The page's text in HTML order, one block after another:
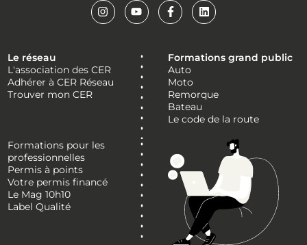
Le réseau
L'association des CER
Adhérer à CER Réseau
Trouver mon CER
Formations grand public
Auto
Moto
Remorque
Bateau
Le code de la route
Formations pour les
professionnelles
Permis à points
Votre permis financé
Le Mag 10h10
Label Qualité